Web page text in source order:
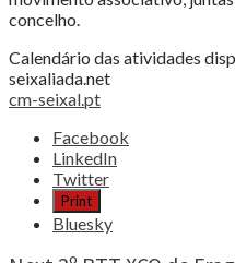
concelho.
Calendário das atividades
seixaliada.net
cm-seixal.pt
Share
post
"31.ª
Seixalíada
Facebook
LinkedIn
Twitter
Print
Bluesky